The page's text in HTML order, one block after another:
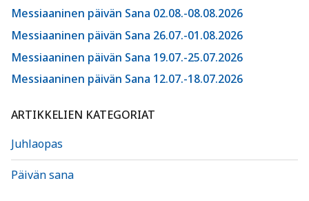
Messiaaninen päivän Sana 02.08.-08.08.2026
Messiaaninen päivän Sana 26.07.-01.08.2026
Messiaaninen päivän Sana 19.07.-25.07.2026
Messiaaninen päivän Sana 12.07.-18.07.2026
ARTIKKELIEN KATEGORIAT
Juhlaopas
Päivän sana